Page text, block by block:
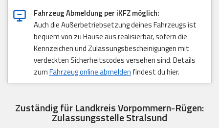
Fahrzeug Abmeldung per iKFZ möglich:
Auch die Außerbetriebsetzung deines Fahrzeugs ist
bequem von zu Hause aus realisierbar, sofern die
Kennzeichen und Zulassungsbescheinigungen mit
verdeckten Sicherheitscodes versehen sind. Details
zumFahrzeug online abmelden findest du hier.
Zuständig für Landkreis Vorpommern-Rügen:
Zulassungsstelle Stralsund